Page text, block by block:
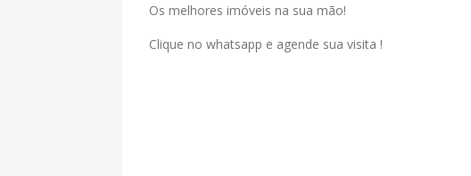
Os melhores imóveis na sua mão!
Clique no whatsapp e agende sua visita !